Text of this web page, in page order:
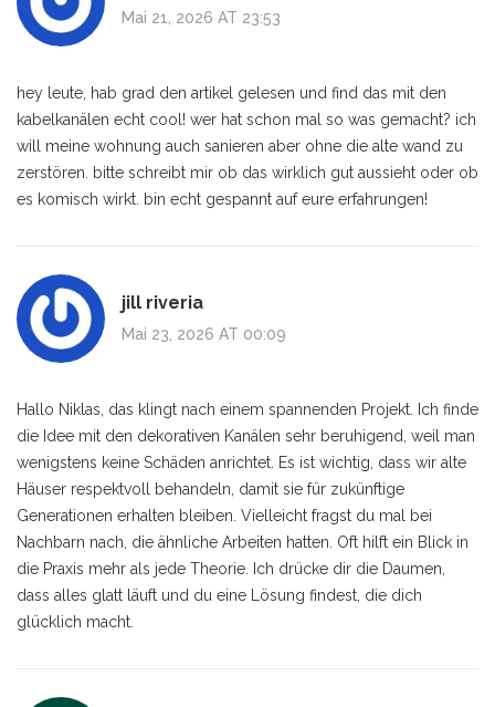
Mai 21, 2026 AT 23:53
hey leute, hab grad den artikel gelesen und find das mit den
kabelkanälen echt cool! wer hat schon mal so was gemacht? ich
will meine wohnung auch sanieren aber ohne die alte wand zu
zerstören. bitte schreibt mir ob das wirklich gut aussieht oder ob
es komisch wirkt. bin echt gespannt auf eure erfahrungen!
jill riveria
Mai 23, 2026 AT 00:09
Hallo Niklas, das klingt nach einem spannenden Projekt. Ich finde
die Idee mit den dekorativen Kanälen sehr beruhigend, weil man
wenigstens keine Schäden anrichtet. Es ist wichtig, dass wir alte
Häuser respektvoll behandeln, damit sie für zukünftige
Generationen erhalten bleiben. Vielleicht fragst du mal bei
Nachbarn nach, die ähnliche Arbeiten hatten. Oft hilft ein Blick in
die Praxis mehr als jede Theorie. Ich drücke dir die Daumen,
dass alles glatt läuft und du eine Lösung findest, die dich
glücklich macht.